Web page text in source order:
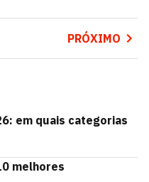
PRÓXIMO
em quais categorias
melhores